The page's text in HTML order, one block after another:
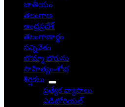
జాతీయం
తెలంగాణ
ఆంధ్రప్రదేశ్
తెలంగాణార్థం
సన్నివేశం
బొమ్మా బొరుసు
సాహిత్యం-శోభ
శీర్షికలు
ప్రత్యేక వ్యాసాలు
ఎడిటోరియల్